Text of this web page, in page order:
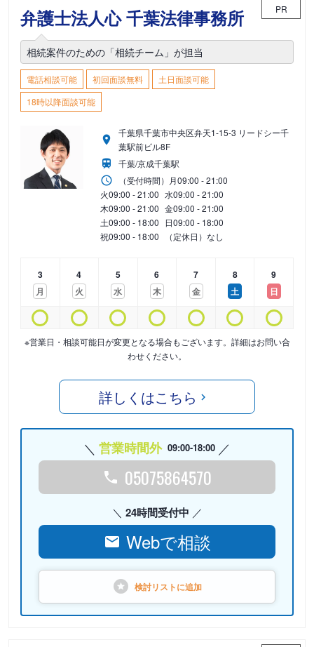
弁護士法人心 千葉法律事務所 PR
相続案件のための「相続チーム」が担当
電話相談可能 初回面談無料
土日面談可能
18時以降面談可能
千葉県千葉市中央区弁天1-15-3 リードシー千
葉駅前ビル8F
千葉/京成千葉駅
（受付時間） 月09:00 - 21:00
火09:00 - 21:00 水09:00 - 21:00
木09:00 - 21:00 金09:00 - 21:00
土09:00 - 18:00 日09:00 - 18:00
祝09:00 - 18:00 （定休日）なし
3
月
4
火
5
水
6
木
7
金
8
土
9
日
※営業日・相談可能日が変更となる場合もございます。詳細はお問い合
わせください。
詳しくはこちら
営業時間外 09:00-18:00
05075864570
24時間受付中
Webで相談
検討リストに追加